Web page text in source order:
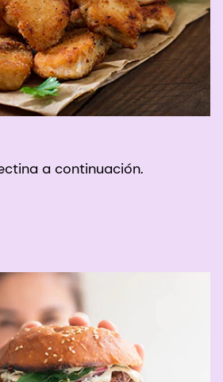
a continuación.